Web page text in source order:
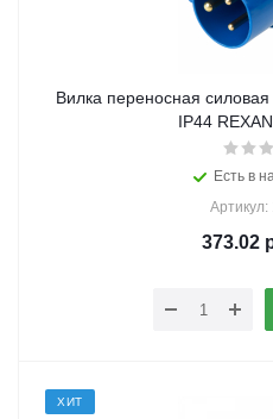
Вилка переносная
IP44
Есть в
Артикул:
373.02
ХИТ